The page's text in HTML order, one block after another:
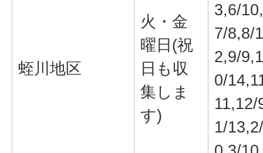
蛭川地区
火・金
曜日(祝
日も収
集しま
す)
3,6/10,
7/8,8/1
2,9/9,1
0/
11,12/
1/